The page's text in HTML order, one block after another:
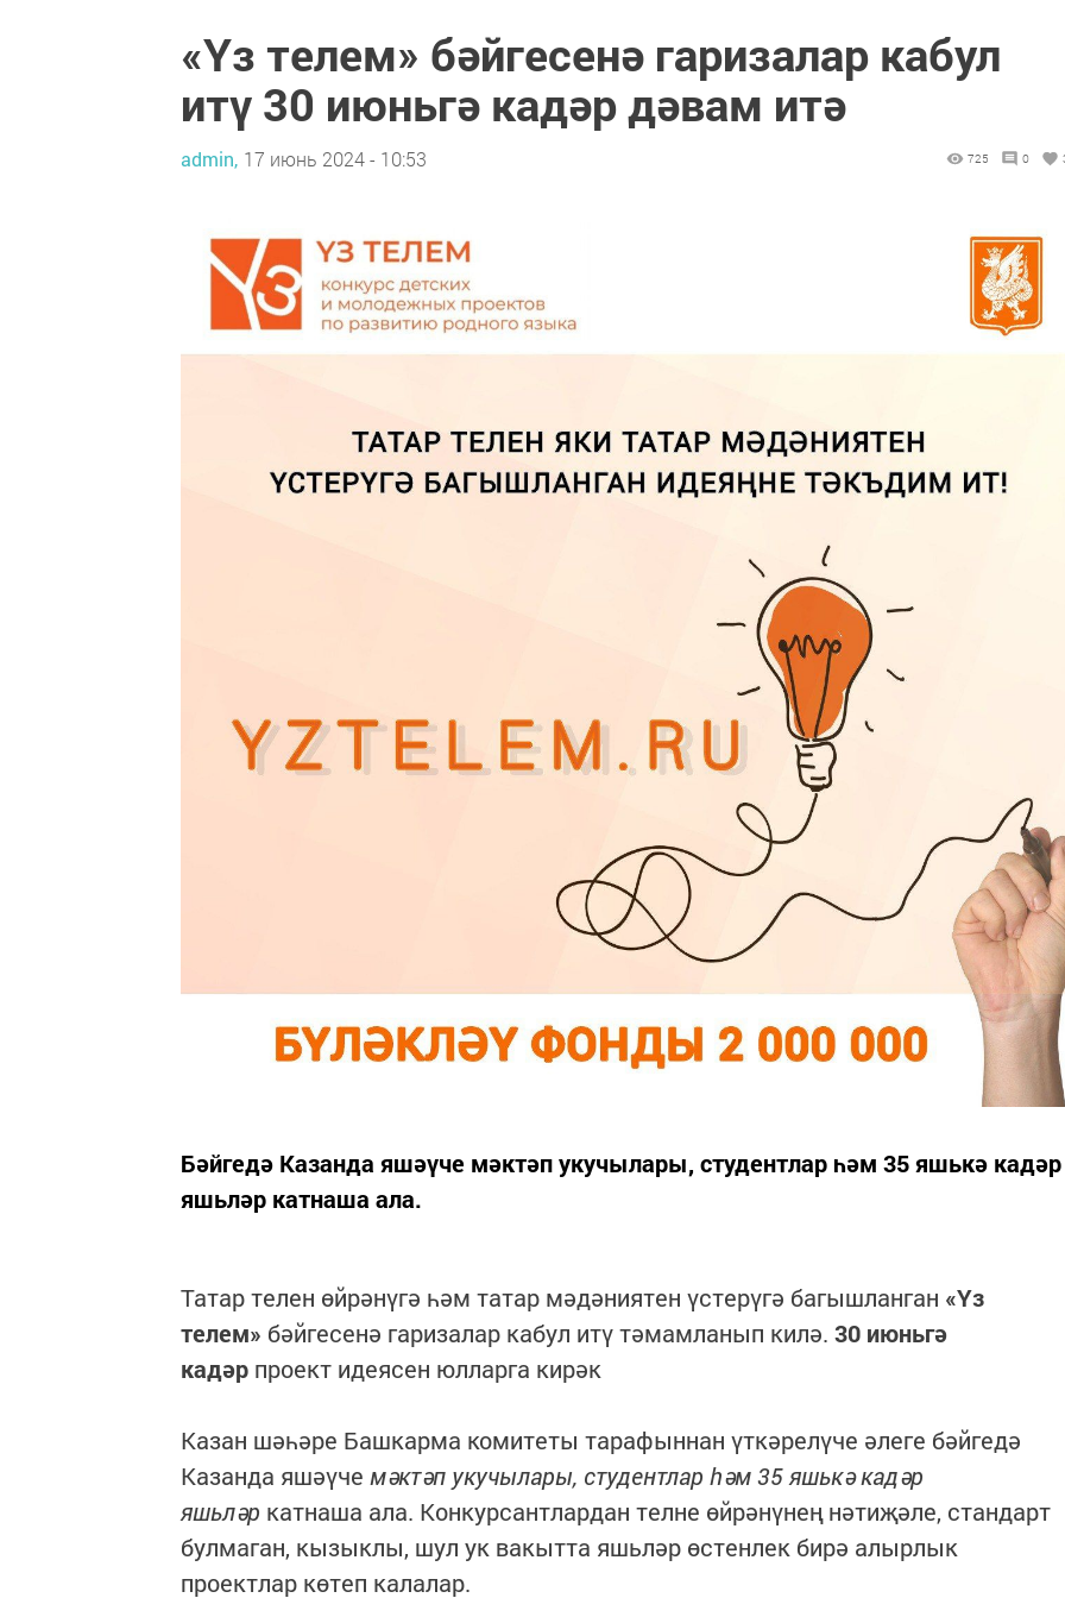
«Үз телем» бәйгесенә гаризалар кабул
итү 30 июньгә кадәр дәвам итә
admin, 17 июнь 2024 - 10:53 725 0
Бәйгедә Казанда яшәүче мәктәп укучылары, студентлар һәм 35 яшькә кадәр
яшьләр катнаша ала.
Татар телен өйрәнүгә һәм татар мәдәниятен үстерүгә багышланган «Үз
телем» бәйгесенә гаризалар кабул итү тәмамланып килә. 30 июньгә
кадәр проект идеясен юлларга кирәк
Казан шәһәре Башкарма комитеты тарафыннан үткәрелүче әлеге бәйгедә
Казанда яшәүче мәктәп укучылары, студентлар һәм 35 яшькә кадәр
яшьләр катнаша ала. Конкурсантлардан телне өйрәнүнең нәтиҗәле, стандарт
булмаган, кызыклы, шул ук вакытта яшьләр өстенлек бирә алырлык
проектлар көтеп калалар.